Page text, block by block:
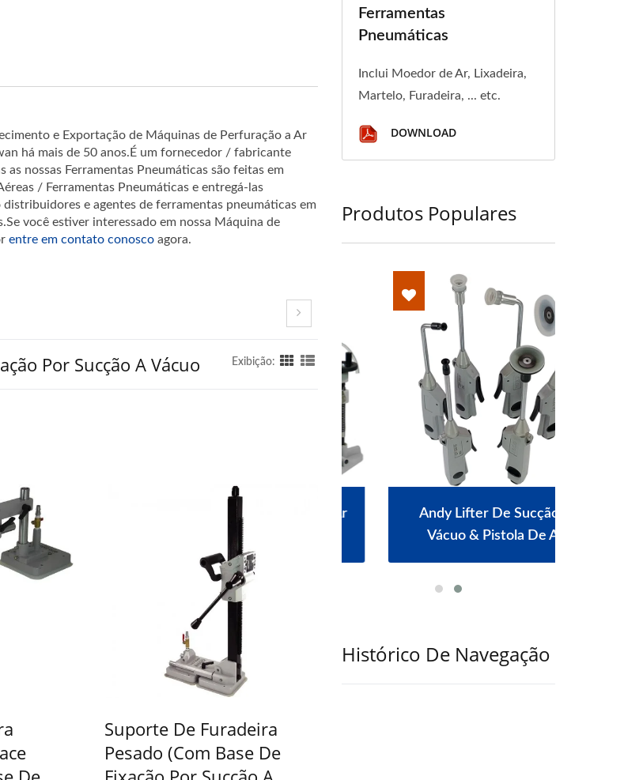
e Exportação de Máquinas de Perfuração a Ar
há mais de 50 anos.É um fornecedor / fabricante
as nossas Ferramentas Pneumáticas são feitas em
/ Ferramentas Pneumáticas e entregá-las
e agentes de ferramentas pneumáticas em
você estiver interessado em nossa Máquina de
entre em contato conosco agora.
Por Sucção A Vácuo Exibição:
Suporte De Furadeira
Pesado (com Base De
Ferramentas
Pneumáticas
Inclui Moedor de Ar, Lixadeira,
Martelo, Furadeira, ... etc.
DOWNLOAD
Produtos Populares
A
De Ar
Máquina De Perfuração A Ar
Andy Lifter De Sucção A
Vácuo & Pistola De Ar
Histórico De Navegação